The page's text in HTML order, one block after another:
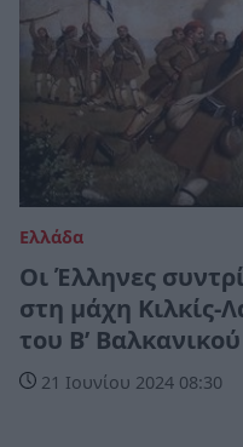
Ελλάδα
Οι Έλληνες
στη μάχη Κιλκίς-
του Β’
21 Ιουνίου 2024 08:30